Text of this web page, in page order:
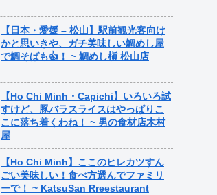
【日本・愛媛 – 松山】駅前観光客向け
かと思いきや、ガチ美味しい鯛めし屋
で鯛そばも👍！ ~ 鯛めし槇 松山店
【Ho Chi Minh・Capichi】いろいろ試
すけど、豚バラスライスはやっぱりこ
こに落ち着くわね！ ~ 男の食材店木村
屋
【Ho Chi Minh】ここのヒレカツすん
ごい美味しい！食べ方選んでファミリ
ーで！ ~ KatsuSan Rreestaurant